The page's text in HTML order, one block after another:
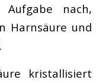
nach,
Harnsäure und
kristallisiert